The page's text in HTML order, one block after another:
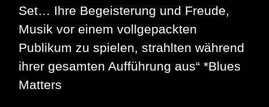
Set… Ihre Begeisterung und Freude,
Musik vor einem vollgepackten
Publikum zu spielen, strahlten während
ihrer gesamten Aufführung aus“ *Blues
Matters